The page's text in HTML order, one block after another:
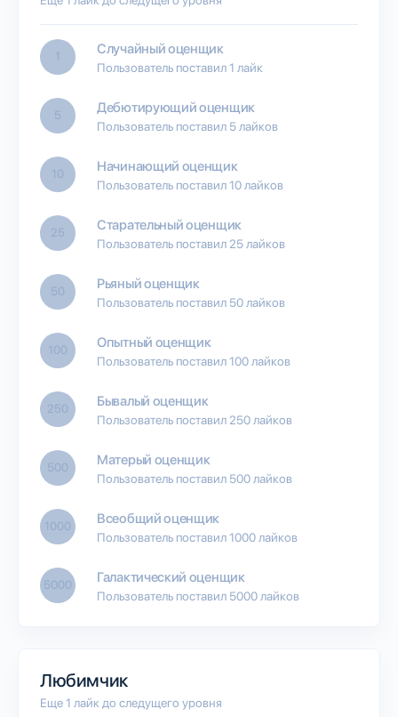
1 Случайный оценщик
Пользователь поставил 1 лайк
5 Дебютирующий оценщик
Пользователь поставил 5 лайков
10 Начинающий оценщик
Пользователь поставил 10 лайков
25 Старательный оценщик
Пользователь поставил 25 лайков
50 Рьяный оценщик
Пользователь поставил 50 лайков
100 Опытный оценщик
Пользователь поставил 100 лайков
250 Бывалый оценщик
Пользователь поставил 250 лайков
500 Матерый оценщик
Пользователь поставил 500 лайков
1000 Всеобщий оценщик
Пользователь поставил 1000 лайков
5000 Галактический оценщик
Пользователь поставил 5000 лайков
Любимчик
Еще 1 лайк до следущего уровня